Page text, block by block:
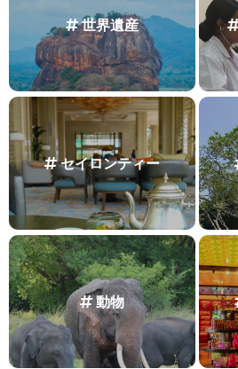
世界遺産
セイロンティー
動物